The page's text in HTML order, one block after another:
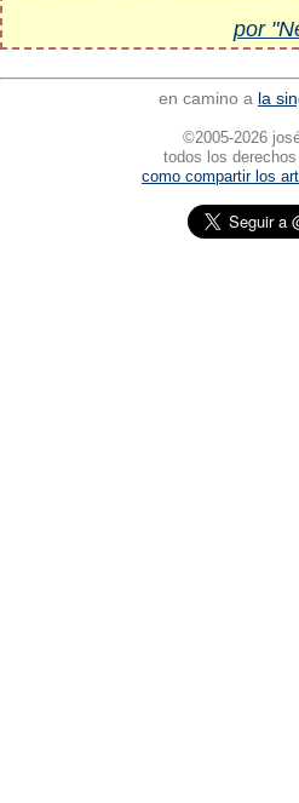
por
en camino a la
©2005-2026
todos los
como compartir los